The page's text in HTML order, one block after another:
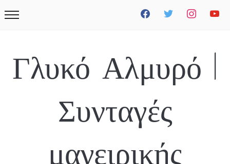
facebook twitter instagramyoutube
Γλυκό Αλμυρό |
Συνταγές